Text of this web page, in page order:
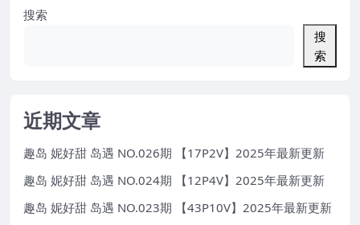
搜索
搜
索
近期文章
趣岛 妮好甜 岛遇 NO.026期 【17P2V】2025年最新更新
趣岛 妮好甜 岛遇 NO.024期 【12P4V】2025年最新更新
趣岛 妮好甜 岛遇 NO.023期 【43P10V】2025年最新更新